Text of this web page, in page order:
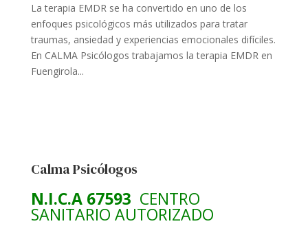
La terapia EMDR se ha convertido en uno de los
enfoques psicológicos más utilizados para tratar
traumas, ansiedad y experiencias emocionales difíciles.
En CALMA Psicólogos trabajamos la terapia EMDR en
Fuengirola...
Calma Psicólogos
N.I.C.A 67593 CENTRO
SANITARIO AUTORIZADO